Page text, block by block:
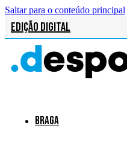
Saltar para o conteúdo principal
Edição Digital
Braga